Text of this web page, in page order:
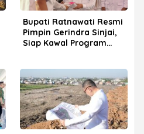
Bupati Ratnawati Resmi
Pimpin Gerindra Sinjai,
Siap Kawal Program